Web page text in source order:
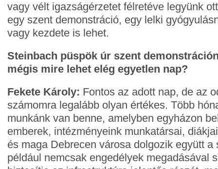
vagy vélt igazságérzetet félretéve legyünk
egy szent demonstráció, egy lelki
vagy kezdete is lehet.
Steinbach püspök úr szent
mégis mire lehet elég egyetlen nap?
Fekete Károly: Fontos az adott nap, de az
számomra legalább olyan értékes. Több
munkánk van benne, amelyben egyházon
emberek, intézményeink munkatársai,
és maga Debrecen városa dolgozik együtt a
például nemcsak engedélyek megadásával